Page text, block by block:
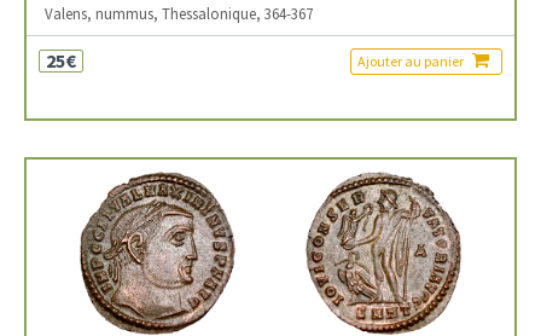
Valens, nummus, Thessalonique, 364-367
25€ Ajouter au panier